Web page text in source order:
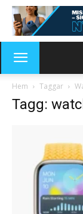
Hem Taggar
Tagg: